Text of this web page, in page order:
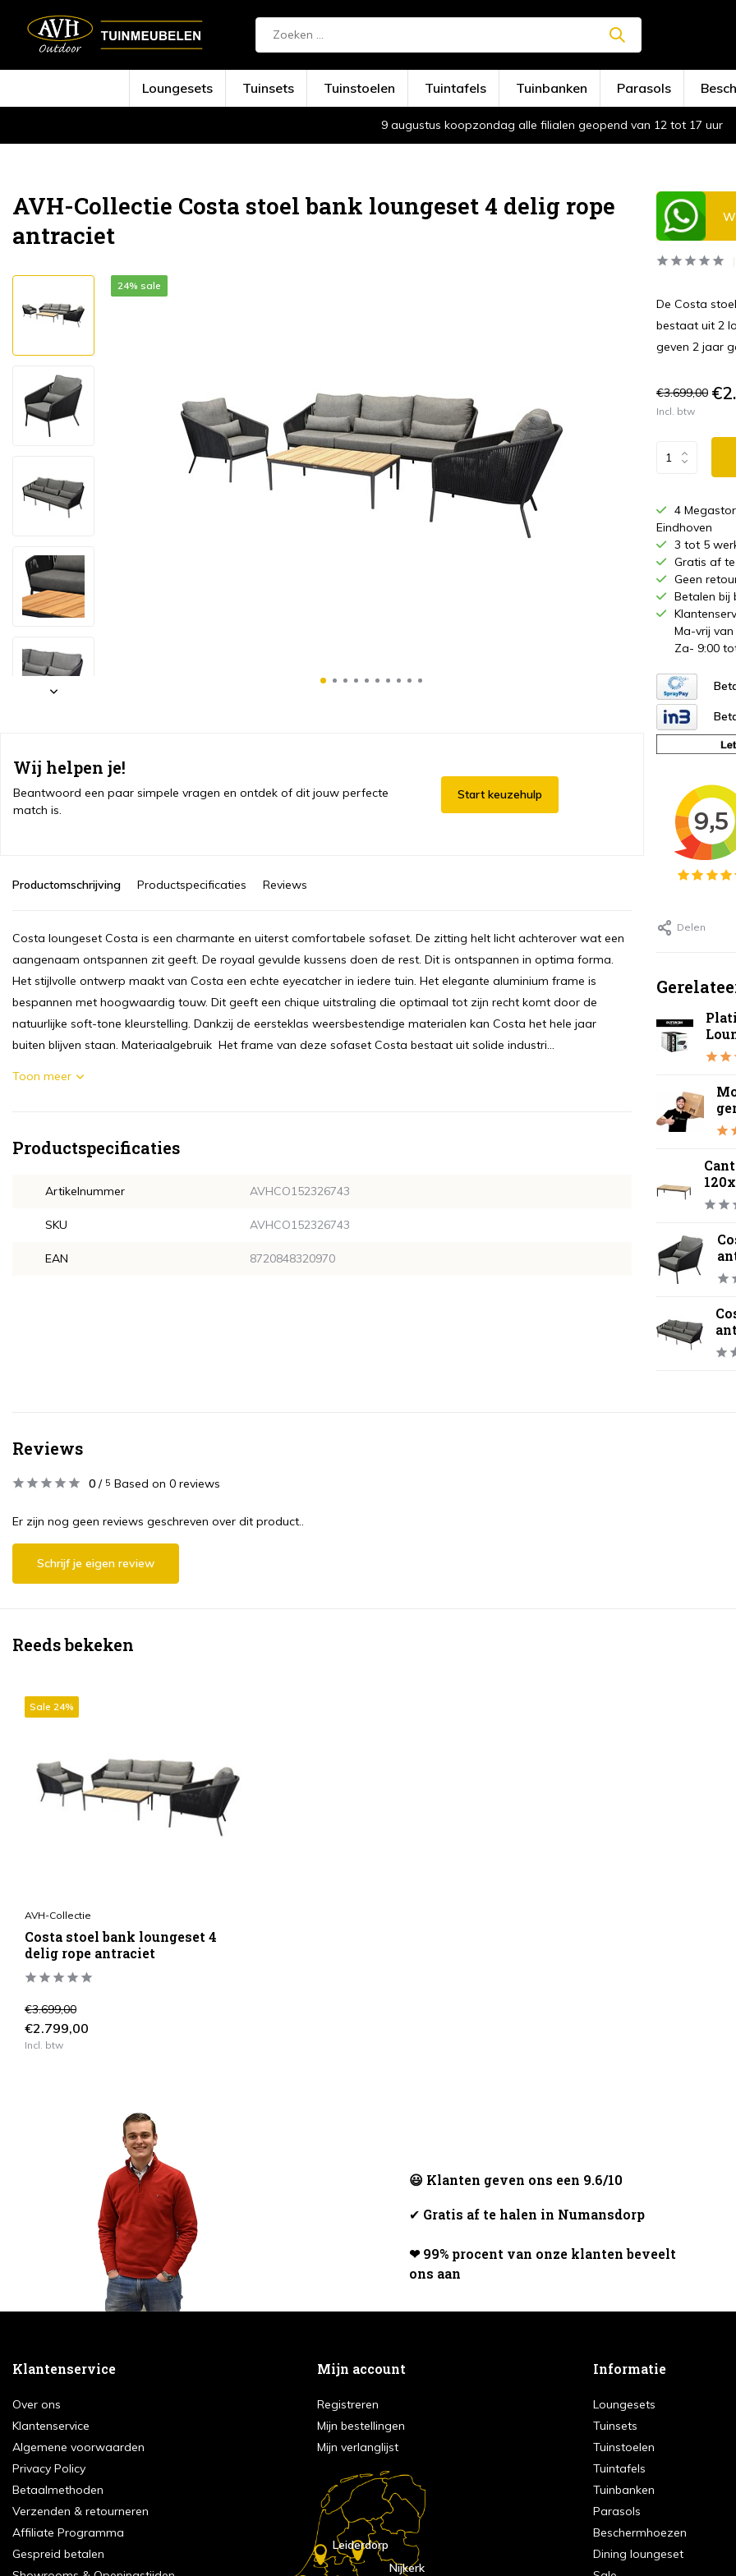
Loungesets Tuinsets Tuinstoelen Tuintafels Tuinbanken Parasols
9 augustus koopzondag alle filialen geopend van 12 tot 17 uur
AVH-Collectie Costa stoel bank loungeset 4 delig rope
antraciet
24% sale
Wij helpen je!
Beantwoord een paar simpele vragen en ontdek of dit jouw perfecte
match is.
Start keuzehulp
Productomschrijving Productspecificaties Reviews
Costa loungeset Costa is een charmante en uiterst comfortabele sofaset. De zitting helt licht achterover wat een
aangenaam ontspannen zit geeft. De royaal gevulde kussens doen de rest. Dit is ontspannen in optima forma.
Het stijlvolle ontwerp maakt van Costa een echte eyecatcher in iedere tuin. Het elegante aluminium frame is
bespannen met hoogwaardig touw. Dit geeft een chique uitstraling die optimaal tot zijn recht komt door de
natuurlijke soft-tone kleurstelling. Dankzij de eersteklas weersbestendige materialen kan Costa het hele jaar
buiten blijven staan. Materiaalgebruik Het frame van deze sofaset Costa bestaat uit solide industri...
Toon meer
Productspecificaties
Artikelnummer AVHCO152326743
SKU AVHCO152326743
EAN 8720848320970
De Costa
bestaat uit 2
geven 2 jaar
€3.699,00
Incl. btw
4
Eindhoven
3 tot 5
Gratis af
Geen
Betalen bij
Ma-vrij
Za- 9:00
Delen
Reviews
0 / 5 Based on 0 reviews
Er zijn nog geen reviews geschreven over dit product..
Schrijf je eigen review
Reeds bekeken
Sale 24%
AVH-Collectie
Costa stoel bank loungeset 4
delig rope antraciet
€3.699,00
€2.799,00
Incl. btw
😃 Klanten geven ons een 9.6/10
✔ Gratis af te halen in Numansdorp
❤ 99% procent van onze klanten beveelt
ons aan
Klantenservice
Over ons
Klantenservice
Algemene voorwaarden
Privacy Policy
Betaalmethoden
Verzenden & retourneren
Affiliate Programma
Gespreid betalen
Mijn account
Registreren
Mijn bestellingen
Mijn verlanglijst
Nijkerk
Leiderdorp
Informatie
Loungesets
Tuinsets
Tuinstoelen
Tuintafels
Tuinbanken
Parasols
Beschermhoezen
Dining loungeset